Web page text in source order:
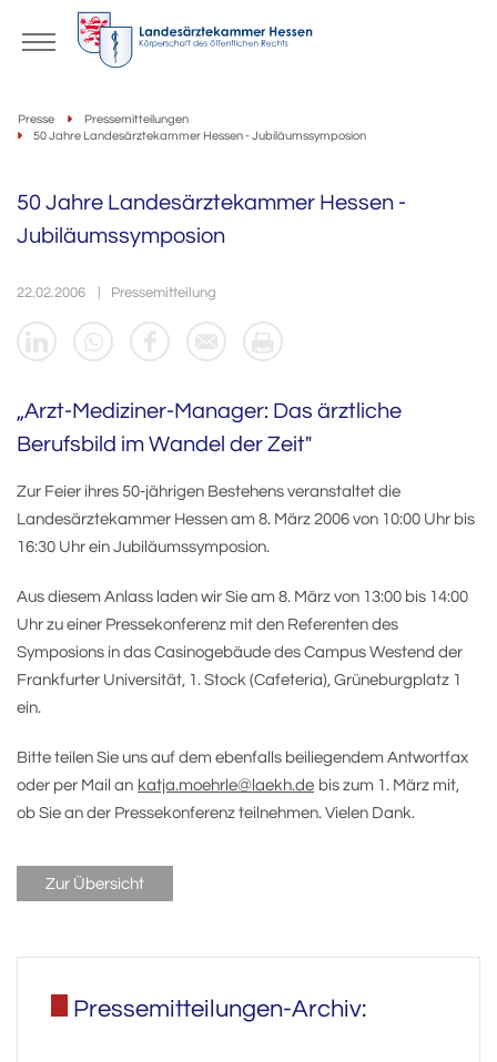
Presse
Pressemitteilungen
50 Jahre Landesärztekammer Hessen - Jubiläumssymposion
50 Jahre Landesärztekammer Hessen -
Jubiläumssymposion
22.02.2006 Pressemitteilung
„Arzt-Mediziner-Manager: Das ärztliche
Berufsbild im Wandel der Zeit"
Zur Feier ihres 50-jährigen Bestehens veranstaltet die
Landesärztekammer Hessen am 8. März 2006 von 10:00 Uhr bis
16:30 Uhr ein Jubiläumssymposion.
Aus diesem Anlass laden wir Sie am 8. März von 13:00 bis 14:00
Uhr zu einer Pressekonferenz mit den Referenten des
Symposions in das Casinogebäude des Campus Westend der
Frankfurter Universität, 1. Stock (Cafeteria), Grüneburgplatz 1
ein.
Bitte teilen Sie uns auf dem ebenfalls beiliegendem Antwortfax
oder per Mail an katja.moehrle@laekh.de bis zum 1. März mit,
ob Sie an der Pressekonferenz teilnehmen. Vielen Dank.
Zur Übersicht
Pressemitteilungen-Archiv: